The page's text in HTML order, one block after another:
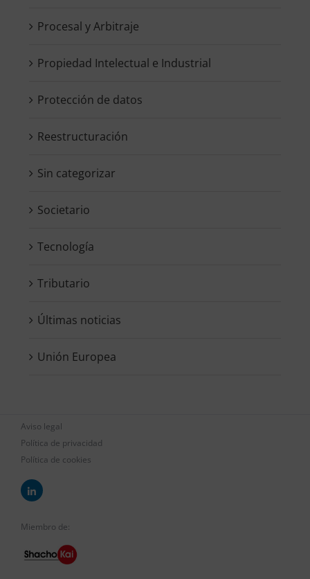
Procesal y Arbitraje
Propiedad Intelectual e Industrial
Protección de datos
Reestructuración
Sin categorizar
Societario
Tecnología
Tributario
Últimas noticias
Unión Europea
Aviso legal
Política de privacidad
Política de cookies
Miembro de: